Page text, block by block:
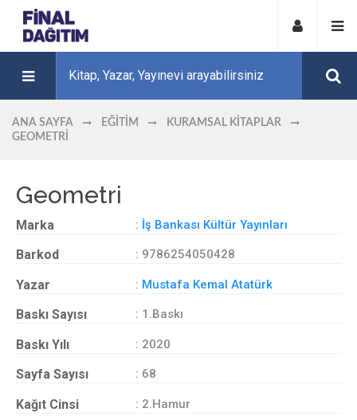
ANA SAYFA EĞITIM
KURAMSAL KITAPLAR
GEOMETRI
Geometri
Marka : İş Bankası Kültür Yayınları
Barkod : 9786254050428
Yazar : Mustafa Kemal Atatürk
Baskı Sayısı : 1.Baskı
Baskı Yılı : 2020
Sayfa Sayısı : 68
Kağıt Cinsi : 2.Hamur